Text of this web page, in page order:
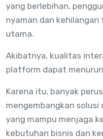
yang berlebihan,
nyaman dan
utama.
Akibatnya, kualitas
platform dapat
Karena itu, banyak
mengembangkan solusi
yang mampu menjaga
kebutuhan bisnis dan